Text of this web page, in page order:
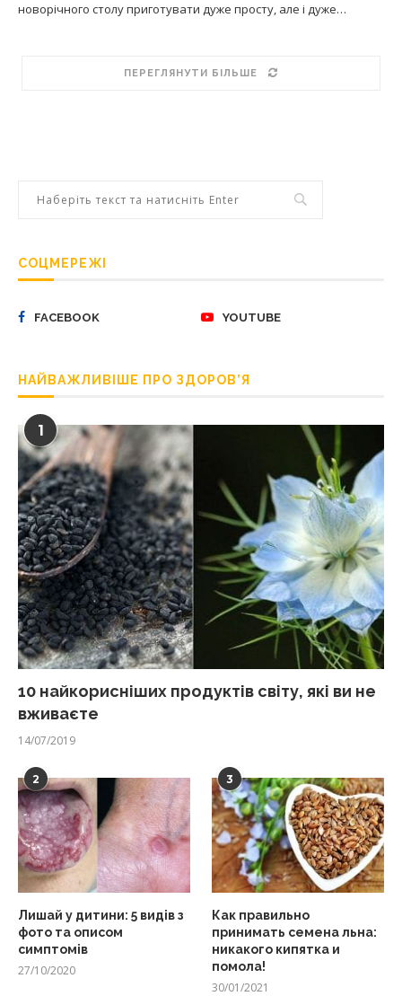
новорічного столу приготувати дуже просту, але і дуже…
ПЕРЕГЛЯНУТИ БІЛЬШЕ
СОЦМЕРЕЖІ
FACEBOOK YOUTUBE
НАЙВАЖЛИВІШЕ ПРО ЗДОРОВ’Я
1
10 найкорисніших продуктів світу, які ви не
вживаєте
14/07/2019
2
Лишай у дитини: 5 видів з
фото та описом
симптомів
27/10/2020
3
Как правильно
принимать семена льна:
никакого кипятка и
помола!
30/01/2021